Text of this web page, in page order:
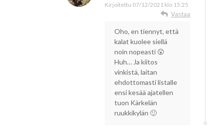
Kirjoitettu 07/12/2021 klo 15:25
Vastaa
Oho, en tiennyt, että
kalat kuolee siellä
noin nopeasti 😮
Huh… Ja kiitos
vinkistä, laitan
ehdottomasti listalle
ensi kesää ajatellen
tuon Kärkelän
ruukkikylän 🙂